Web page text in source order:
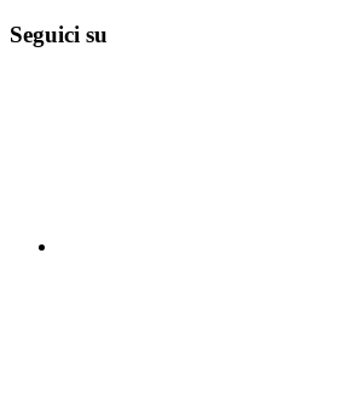
Seguici su